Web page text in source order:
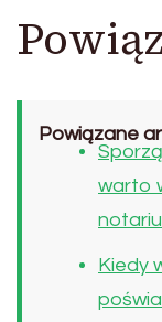
Powiązane
warto
Kiedy